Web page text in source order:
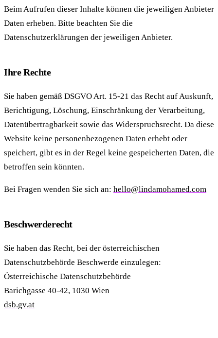
Beim Aufrufen dieser Inhalte können die jeweiligen Anbieter
Daten erheben. Bitte beachten Sie die
Datenschutzerklärungen der jeweiligen Anbieter.
Ihre Rechte
Sie haben gemäß DSGVO Art. 15-21 das Recht auf Auskunft,
Berichtigung, Löschung, Einschränkung der Verarbeitung,
Datenübertragbarkeit sowie das Widerspruchsrecht. Da diese
Website keine personenbezogenen Daten erhebt oder
speichert, gibt es in der Regel keine gespeicherten Daten, die
betroffen sein könnten.
Bei Fragen wenden Sie sich an: hello@lindamohamed.com
Beschwerderecht
Sie haben das Recht, bei der österreichischen
Datenschutzbehörde Beschwerde einzulegen:
Österreichische Datenschutzbehörde
Barichgasse 40-42, 1030 Wien
dsb.gv.at